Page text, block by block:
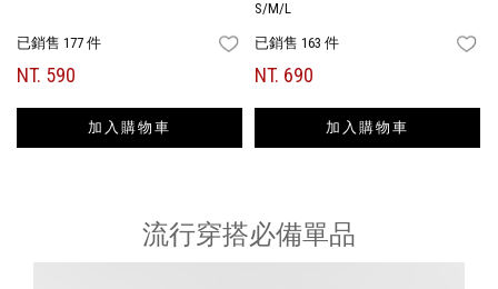
已銷售 177 件 FAVORITES
NT. 590
加入購物車
S/M/L
已銷售 163 件
NT. 690
加入購物車
流行穿搭必備單品